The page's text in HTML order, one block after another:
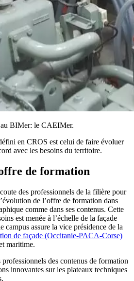
BIMer: le CAEIMer.
en CROS est celui de faire évoluer
avec les besoins du territoire.
de formation
des professionnels de la filière pour
de l’offre de formation dans
comme dans ses contenus. Cette
est menée à l’échelle de la façade
campus assure la vice présidence de la
de façade (Occitanie-PACA-Corse)
maritime.
des contenus de formation
innovantes sur les plateaux techniques